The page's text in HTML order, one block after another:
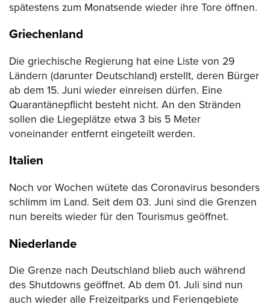
spätestens zum Monatsende wieder ihre Tore öffnen.
Griechenland
Die griechische Regierung hat eine Liste von 29
Ländern (darunter Deutschland) erstellt, deren Bürger
ab dem 15. Juni wieder einreisen dürfen. Eine
Quarantänepflicht besteht nicht. An den Stränden
sollen die Liegeplätze etwa 3 bis 5 Meter
voneinander entfernt eingeteilt werden.
Italien
Noch vor Wochen wütete das Coronavirus besonders
schlimm im Land. Seit dem 03. Juni sind die Grenzen
nun bereits wieder für den Tourismus geöffnet.
Niederlande
Die Grenze nach Deutschland blieb auch während
des Shutdowns geöffnet. Ab dem 01. Juli sind nun
auch wieder alle Freizeitparks und Feriengebiete